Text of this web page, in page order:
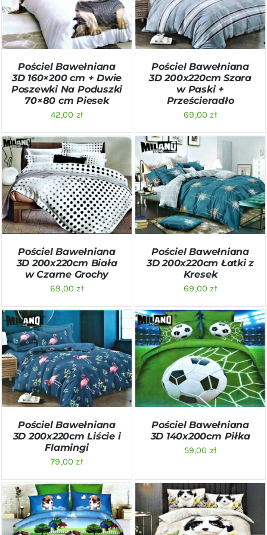
SZCZEGÓŁY
Pościel Bawełniana
3D 160×200 cm + Dwie
Poszewki Na Poduszki
70×80 cm Piesek
42,00 zł
SZCZEGÓŁY
Pościel Bawełniana
3D 200x220cm Szara
w Paski +
Prześcieradło
69,00zł
DODAJ DO KOSZYKA
/
SZCZEGÓŁY
Pościel Bawełniana
3D 200x220cm Biała
w Czarne Grochy
69,00zł
DODAJ DO KOSZYKA
/
SZCZEGÓŁY
Pościel Bawełniana
3D 200x220cm Łatki z
Kresek
69,00zł
DODAJ DO KOSZYKA
/
SZCZEGÓŁY
Pościel Bawełniana
3D 200x220cm Liście i
Flamingi
79,00zł
DODAJ DO KOSZYKA
/
SZCZEGÓŁY
Pościel Bawełniana
3D 140x200cm Piłka
59,00 zł
DODAJ DO KOSZYKA
/
DODAJ DO KOSZYKA
/